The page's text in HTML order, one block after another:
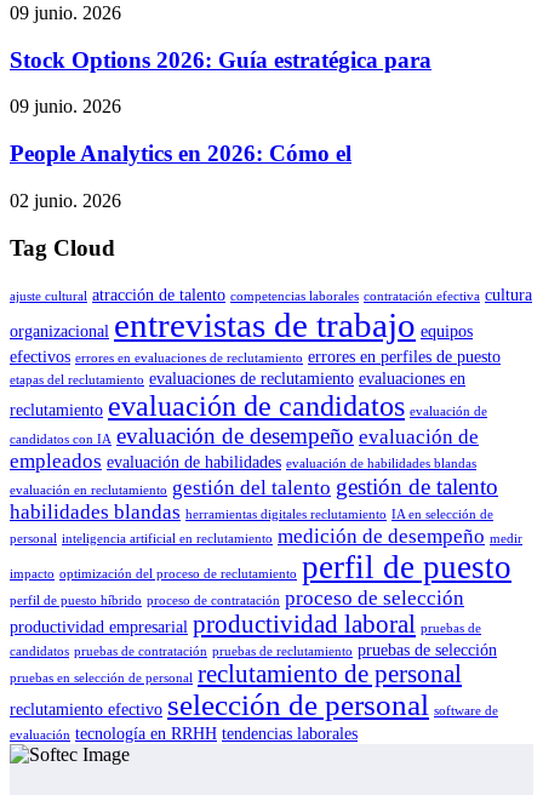
09 junio. 2026
Stock Options 2026: Guía estratégica para
09 junio. 2026
People Analytics en 2026: Cómo el
02 junio. 2026
Tag Cloud
ajuste cultural atracción de talento competencias laborales contratación efectiva cultura
organizacional entrevistas de trabajo equipos
efectivos errores en evaluaciones de reclutamiento errores en perfiles de puesto
etapas del reclutamiento evaluaciones de reclutamiento evaluaciones en
reclutamiento evaluación de candidatos evaluación de
candidatos con IA evaluación de desempeño evaluación de
empleados evaluación de habilidades evaluación de habilidades blandas
evaluación en reclutamiento gestión del talento gestión de talento
habilidades blandas herramientas digitales reclutamiento IA en selección de
personal inteligencia artificial en reclutamiento medición de desempeño medir
impacto optimización del proceso de reclutamiento perfil de puesto
perfil de puesto híbrido proceso de contratación proceso de selección
productividad empresarial productividad laboral
pruebas de
candidatos pruebas de contratación pruebas de reclutamiento pruebas de selección
pruebas en selección de personal reclutamiento de personal
reclutamiento efectivo selección de personal software de
evaluación tecnología en RRHH tendencias laborales